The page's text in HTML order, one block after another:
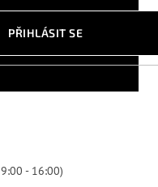
PŘIHLÁSIT SE